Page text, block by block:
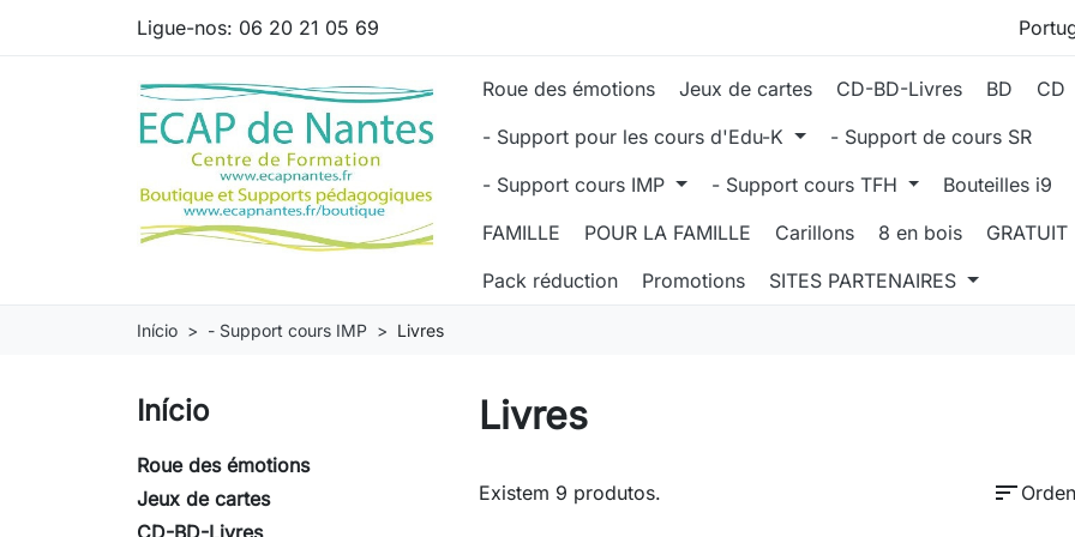
Ligue-nos: 06 20 21 05 69
Roue des émotions Jeux de cartes CD-BD-Livres BD
CD
- Support pour les cours d'Edu-K
- Support de cours SR
- Support cours IMP
- Support cours TFH
Bouteilles i9
FAMILLE
POUR LA FAMILLE Carillons 8 en bois
GRATUIT
Pack réduction
Promotions SITES PARTENAIRES
Início - Support cours IMP Livres
Início
Roue des émotions
Jeux de cartes
CD-BD-Livres
Livres
Existem 9 produtos. sort